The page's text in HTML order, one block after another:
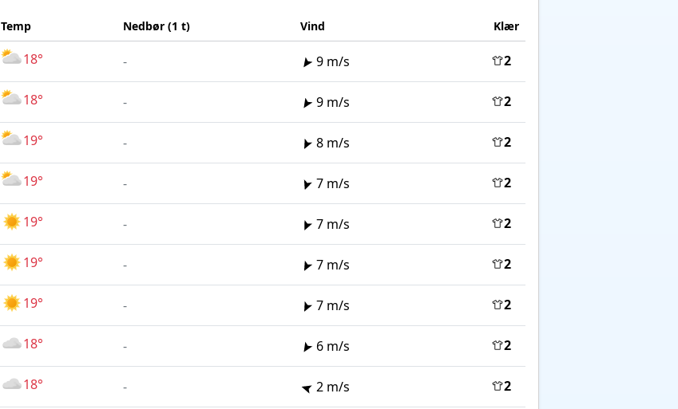
Temp Nedbør (1 t) Vind Klær
18° - 9 m/s 2
18° - 9 m/s 2
19° - 8 m/s 2
19° - 7 m/s 2
19° - 7 m/s 2
19° - 7 m/s 2
19° - 7 m/s 2
18° - 6 m/s 2
18° - 2 m/s 2